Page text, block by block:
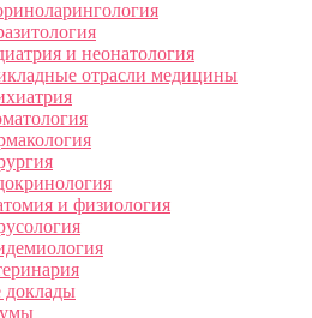
и неонатология
отрасли медицины
и физиология